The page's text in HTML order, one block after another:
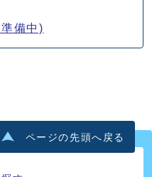
備中)
ページの先頭へ戻る